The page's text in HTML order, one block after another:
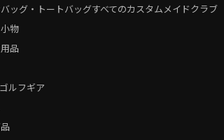
ッグ・トートバッグ
物
品
ルフギア
すべてのカスタムメイドクラブ